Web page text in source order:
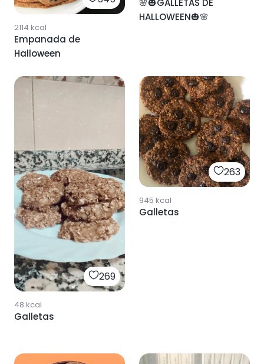
2114 kcal
Empanada de
Halloween
🌸🎃GALLETAS DE
HALLOWEEN🎃🌸
269
48 kcal
Galletas
263
945 kcal
Galletas